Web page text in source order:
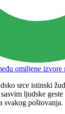
omiljene izvore
srce istinski
ljudske
svakog poštovanja.